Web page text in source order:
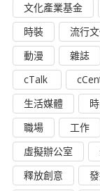
文化產業基金
時裝
流行
動漫
雜誌
cTalk
生活媒體
職場
工作
虛擬辦公室
釋放創意